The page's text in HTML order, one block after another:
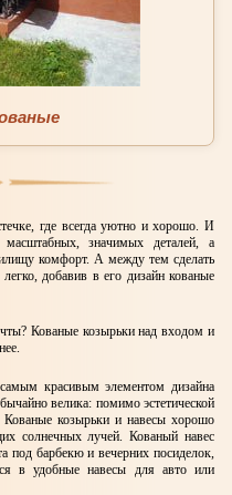
где всегда уютно и хорошо. И
значимых деталей, а
комфорт. А между тем сделать
добавив в его дизайн кованые
Кованые козырьки над входом и
красивым элементом дизайна
велика: помимо эстетической
козырьки и навесы хорошо
солнечных лучей. Кованый навес
под барбекю и вечерних посиделок,
в удобные навесы для авто или